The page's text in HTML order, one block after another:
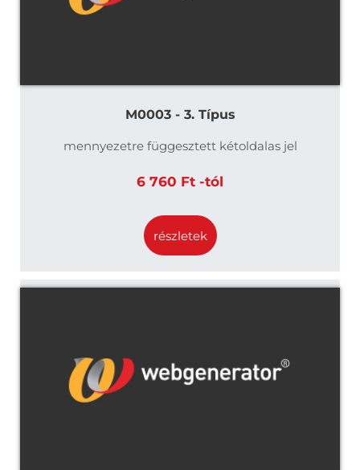
M0003 - 3. Típus
mennyezetre függesztett kétoldalas jel
6 760 Ft -tól
részletek